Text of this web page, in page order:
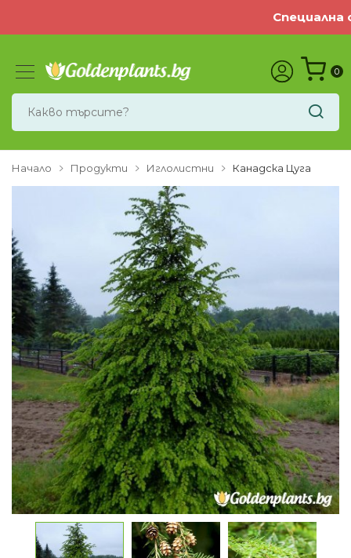
Специална
0
Начало Продукти Иглолистни Канадска Цуга